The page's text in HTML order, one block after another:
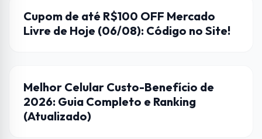
CUPONS DE DESCONTO
Cupom de até R$100 OFF Mercado
Livre de Hoje (06/08): Código no Site!
DICAS
Melhor Celular Custo-Benefício de
2026: Guia Completo e Ranking
(Atualizado)